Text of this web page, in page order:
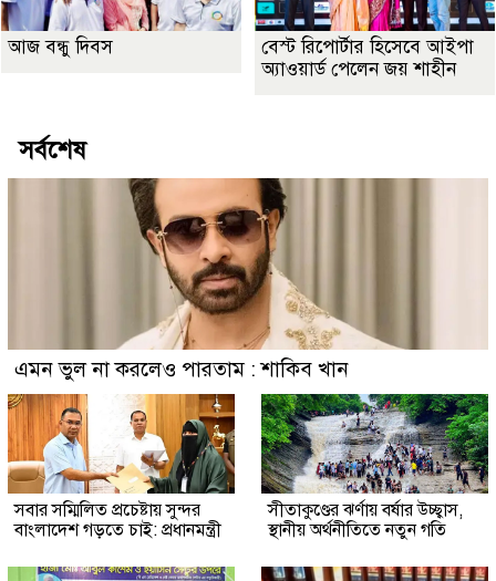
আজ বন্ধু দিবস
বেস্ট রিপোর্টার হিসেবে আইপা
অ্যাওয়ার্ড পেলেন জয় শাহীন
সর্বশেষ
এমন ভুল না করলেও পারতাম : শাকিব খান
সবার সম্মিলিত প্রচেষ্টায় সুন্দর
বাংলাদেশ গড়তে চাই: প্রধানমন্ত্রী
সীতাকুণ্ডের ঝর্ণায় বর্ষার উচ্ছ্বাস,
স্থানীয় অর্থনীতিতে নতুন গতি